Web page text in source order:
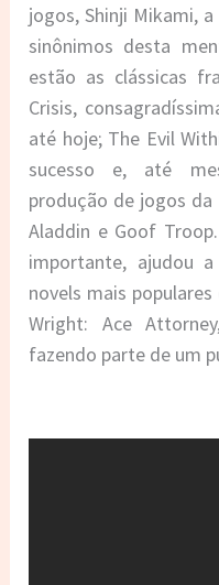
jogos, Shinji Mikami,
sinônimos desta
estão as clássicas
Crisis,
até hoje; The Evil
sucesso e, até
produção de jogos
Aladdin e Goof
importante, ajudou
novels mais
Wright: Ace
fazendo parte de um